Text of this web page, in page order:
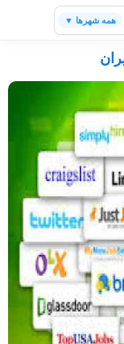
همه شهرها ▼